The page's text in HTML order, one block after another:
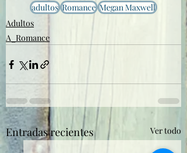
adultos Romance Megan Maxwell
Adultos
A_Romance
Entradas recientes Ver todo